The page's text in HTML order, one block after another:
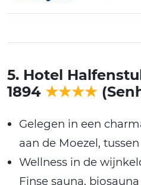
5. Hotel
1894 ★★★★
Gelegen in een
aan de Moezel,
Wellness in de
Finse sauna,